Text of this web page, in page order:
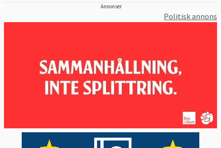
Annonser
Politisk annons